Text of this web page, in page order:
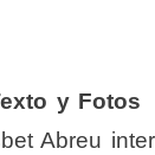
y Fotos
Abreu